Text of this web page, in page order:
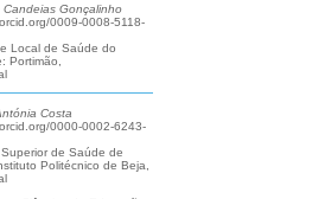
Candeias Gonçalinho
0009-0008-5118-
Local de Saúde do
Portimão,
Costa
0000-0002-6243-
de Saúde de
Politécnico de Beja,